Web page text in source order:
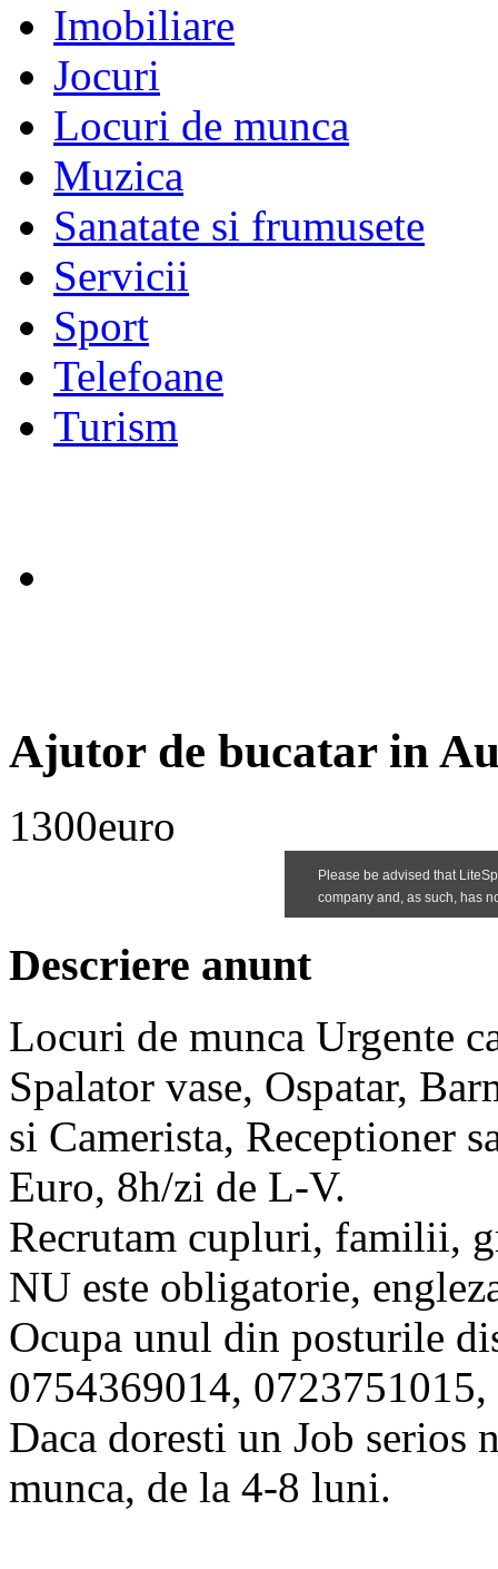
Imobiliare
Jocuri
Locuri de munca
Muzica
Sanatate si frumusete
Servicii
Sport
Telefoane
Turism
Ajutor de bucatar in
1300euro
Descriere anunt
Locuri de munca Urgente
Spalator vase, Ospatar,
si Camerista, Receptioner
Euro, 8h/zi de L-V.
Recrutam cupluri, familii,
NU este obligatorie,
Ocupa unul din posturile
0754369014,
Daca doresti un Job serios
munca, de la 4-8 luni.